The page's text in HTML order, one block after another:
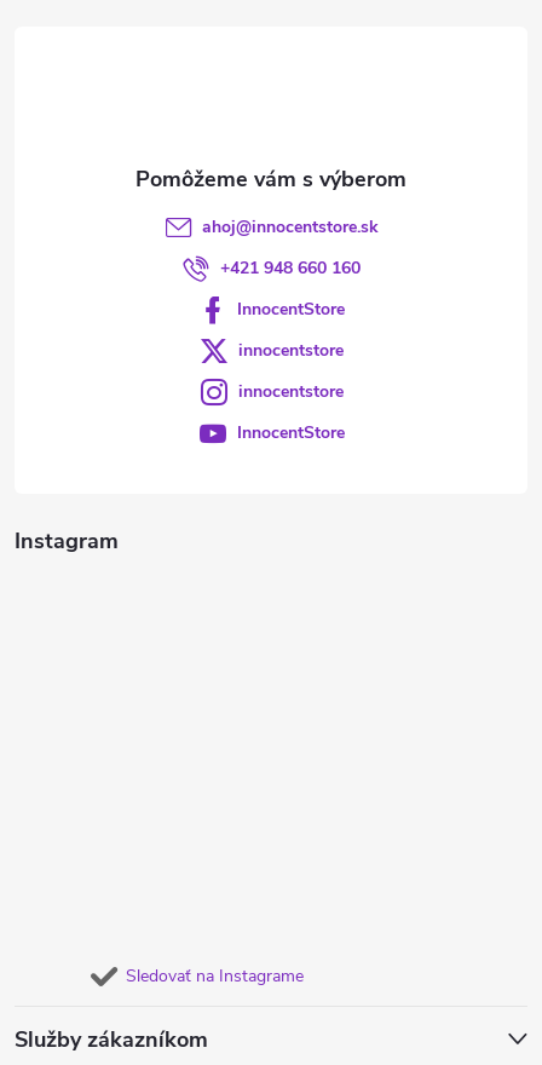
Instagram
Sledovať na Instagrame
Služby zákazníkom
ahoj@innocentstore.sk
+421 948 660 160
InnocentStore
innocentstore
innocentstore
InnocentStore